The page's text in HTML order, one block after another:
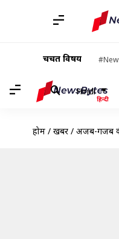
चर्चित विषय
Hindi
होम / खबरें / अजब-गजब